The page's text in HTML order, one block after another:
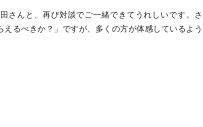
さんと、再び対談でご一緒できてうれしいです。さ
るべきか？」ですが、多くの方が体感しているよう